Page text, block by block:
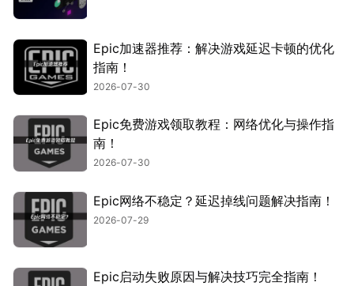
Epic加速器推荐：解决游戏延迟卡顿的优化
指南！
2026-07-30
Epic免费游戏领取教程：网络优化与操作指
南！
2026-07-30
Epic网络不稳定？延迟掉线问题解决指南！
2026-07-29
Epic启动失败原因与解决技巧完全指南！